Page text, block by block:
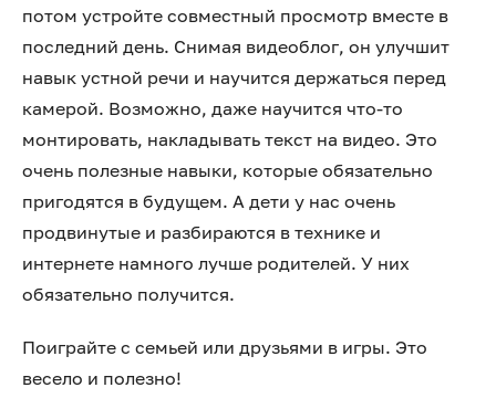
потом устройте совместный просмотр вместе в
последний день. Снимая видеоблог, он улучшит
навык устной речи и научится держаться перед
камерой. Возможно, даже научится что-то
монтировать, накладывать текст на видео. Это
очень полезные навыки, которые обязательно
пригодятся в будущем. А дети у нас очень
продвинутые и разбираются в технике и
интернете намного лучше родителей. У них
обязательно получится.
Поиграйте с семьей или друзьями в игры. Это
весело и полезно!